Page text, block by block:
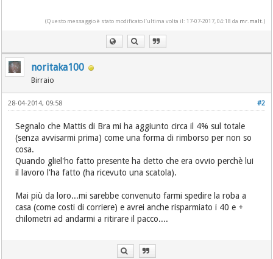
(Questo messaggio è stato modificato l'ultima volta il: 17-07-2017, 04:18 da mr.malt.)
noritaka100
Birraio
#2
28-04-2014, 09:58
Segnalo che Mattis di Bra mi ha aggiunto circa il 4% sul totale
(senza avvisarmi prima) come una forma di rimborso per non so
cosa.
Quando gliel'ho fatto presente ha detto che era ovvio perchè lui
il lavoro l'ha fatto (ha ricevuto una scatola).
Mai più da loro...mi sarebbe convenuto farmi spedire la roba a
casa (come costi di corriere) e avrei anche risparmiato i 40 e +
chilometri ad andarmi a ritirare il pacco....